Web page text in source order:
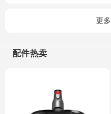
更
配件热卖